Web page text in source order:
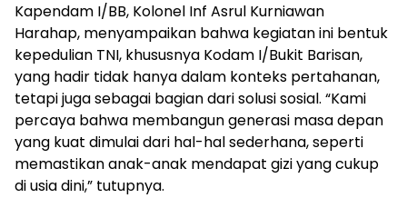
Kapendam I/BB, Kolonel Inf Asrul Kurniawan
Harahap, menyampaikan bahwa kegiatan ini bentuk
kepedulian TNI, khususnya Kodam I/Bukit Barisan,
yang hadir tidak hanya dalam konteks pertahanan,
tetapi juga sebagai bagian dari solusi sosial. “Kami
percaya bahwa membangun generasi masa depan
yang kuat dimulai dari hal-hal sederhana, seperti
memastikan anak-anak mendapat gizi yang cukup
di usia dini,” tutupnya.